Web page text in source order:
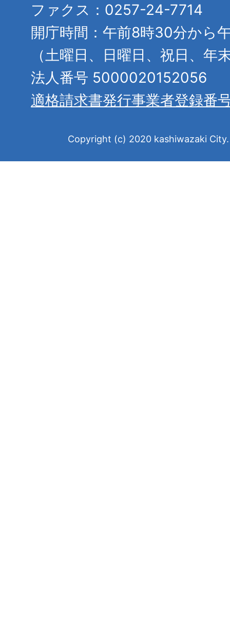
ファクス：0257-24-7714
開庁時間：午前8時30分から
（土曜日、日曜日、祝日、年
法人番号 5000020152056
適格請求書発行事業者登録番
Copyright (c) 2020 kashiwazaki